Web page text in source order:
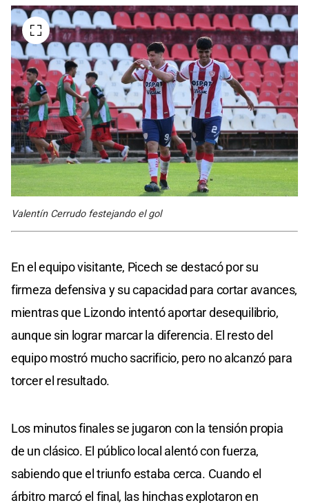
Valentín Cerrudo festejando el gol
En el equipo visitante, Picech se destacó por su
firmeza defensiva y su capacidad para cortar avances,
mientras que Lizondo intentó aportar desequilibrio,
aunque sin lograr marcar la diferencia. El resto del
equipo mostró mucho sacrificio, pero no alcanzó para
torcer el resultado.
Los minutos finales se jugaron con la tensión propia
de un clásico. El público local alentó con fuerza,
sabiendo que el triunfo estaba cerca. Cuando el
árbitro marcó el final, las hinchas explotaron en